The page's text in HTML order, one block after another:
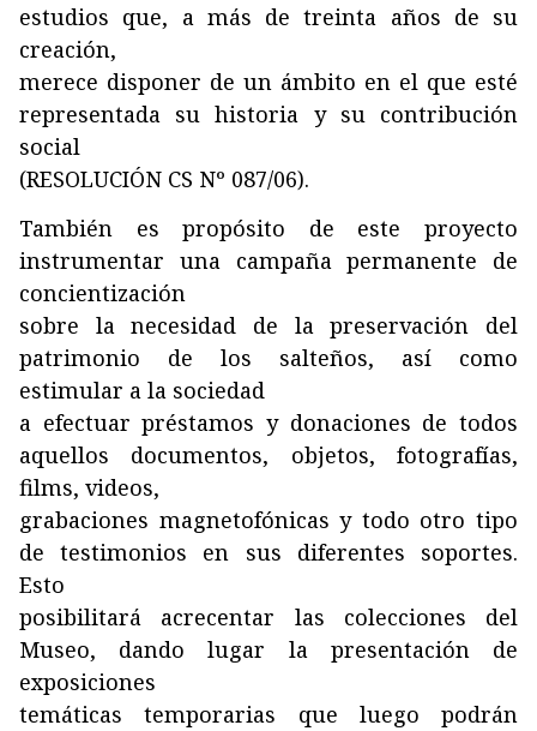
estudios que, a más de treinta años de su
creación,
merece disponer de un ámbito en el que esté
representada su historia y su contribución
social
(RESOLUCIÓN CS Nº 087/06).
También es propósito de este proyecto
instrumentar una campaña permanente de
concientización
sobre la necesidad de la preservación del
patrimonio de los salteños, así como
estimular a la sociedad
a efectuar préstamos y donaciones de todos
aquellos documentos, objetos, fotografías,
films, videos,
grabaciones magnetofónicas y todo otro tipo
de testimonios en sus diferentes soportes.
Esto
posibilitará acrecentar las colecciones del
Museo, dando lugar la presentación de
exposiciones
temáticas temporarias que luego podrán